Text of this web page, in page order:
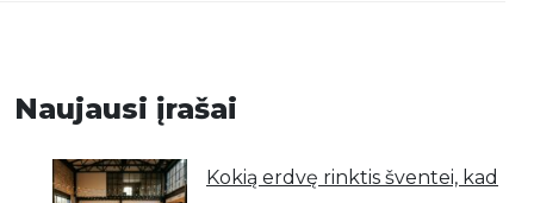
Naujausi įrašai
Kokią erdvę rinktis šventei, kad